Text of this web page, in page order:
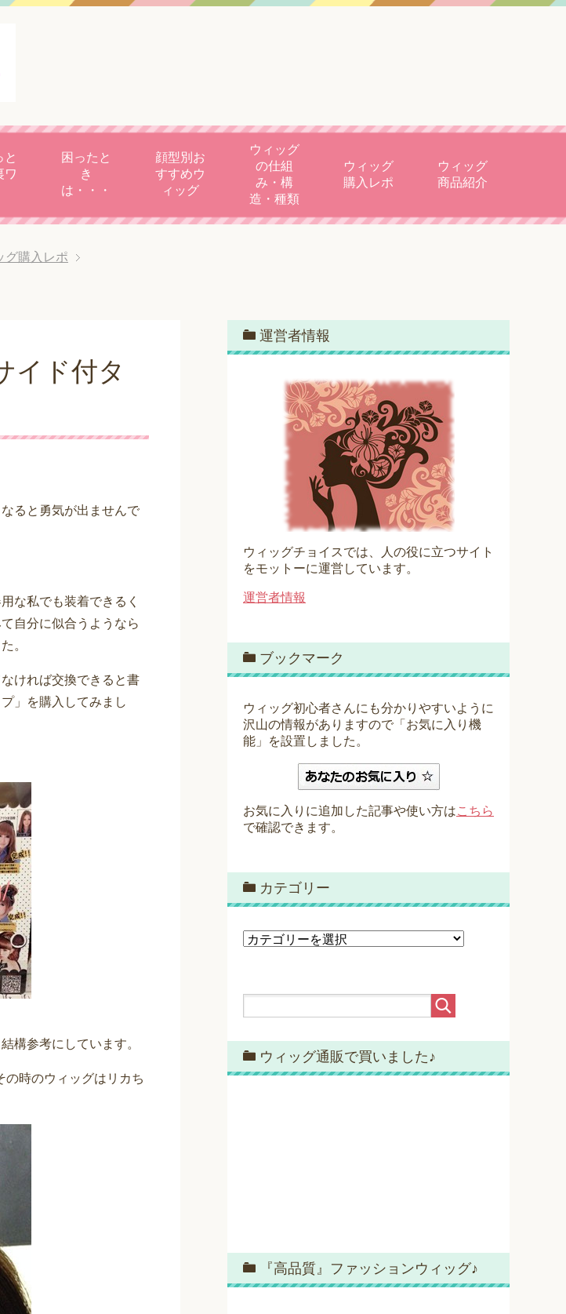
と
ワ
困ったと
き
は・・・
顔型別お
すすめウ
ィッグ
ウィッグ
の仕組
み・構
造・種類
ウィッグ
購入レポ
ウィッグ
商品紹介
グ購入レポ
イド付タ
ると勇気が出ませんで
な私でも装着できるく
自分に似合うようなら
。
ければ交換できると書
」を購入してみまし
構参考にしています。
時のウィッグはリカち
運営者情報
ウィッグチョイスでは、人の役に立つサイト
をモットーに運営しています。
運営者情報
ブックマーク
ウィッグ初心者さんにも分かりやすいように
沢山の情報がありますので「お気に入り機
能」を設置しました。
お気に入りに追加した記事や使い方はこちら
で確認できます。
カテゴリー
カ
ウィッグ通販で買いました♪
『高品質』ファッションウィッグ♪